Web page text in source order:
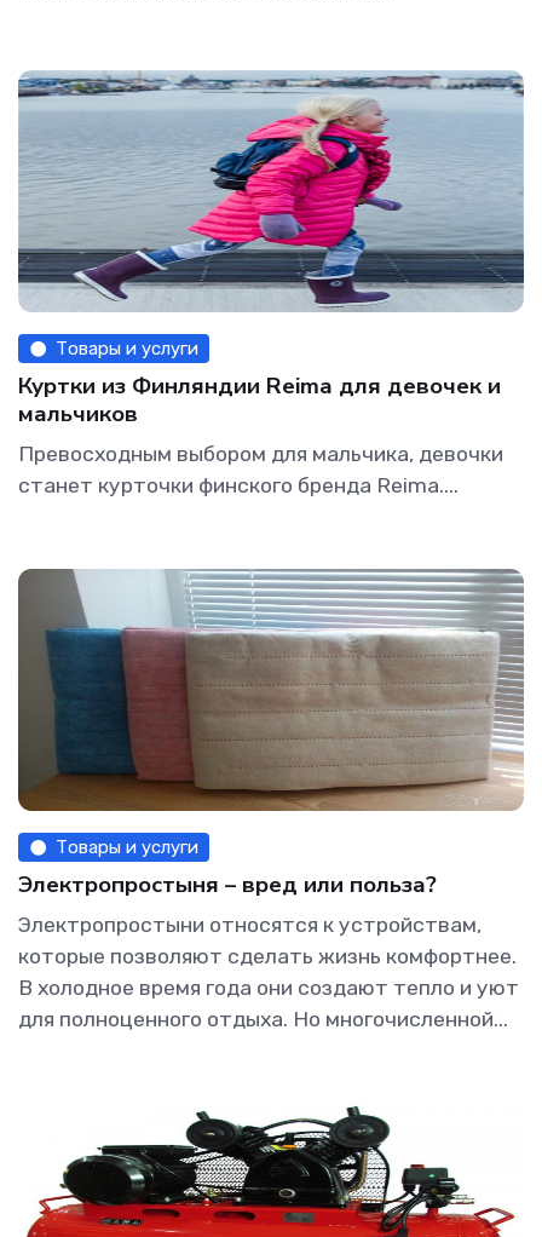
Товары и услуги
Куртки из Финляндии Reima для девочек и
мальчиков
Превосходным выбором для мальчика, девочки
станет курточки финского бренда Reima....
Товары и услуги
Электропростыня – вред или польза?
Электропростыни относятся к устройствам,
которые позволяют сделать жизнь комфортнее.
В холодное время года они создают тепло и уют
для полноценного отдыха. Но многочисленной...